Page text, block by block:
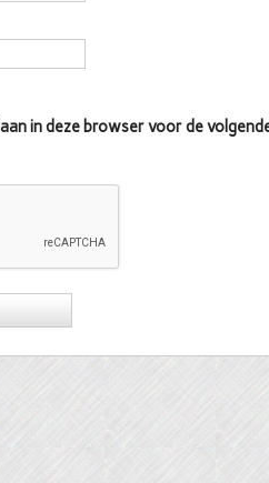
in deze browser voor de